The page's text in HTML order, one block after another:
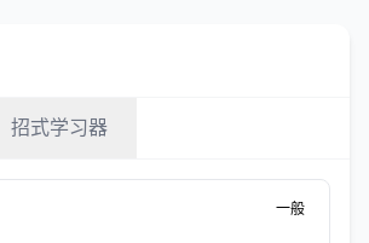
招式学习器
一般